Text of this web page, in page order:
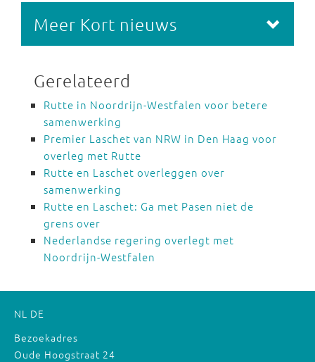
Meer Kort nieuws
Gerelateerd
Rutte in Noordrijn-Westfalen voor betere
samenwerking
Premier Laschet van NRW in Den Haag voor
overleg met Rutte
Rutte en Laschet overleggen over
samenwerking
Rutte en Laschet: Ga met Pasen niet de
grens over
Nederlandse regering overlegt met
Noordrijn-Westfalen
NL DE
Bezoekadres
Oude Hoogstraat 24